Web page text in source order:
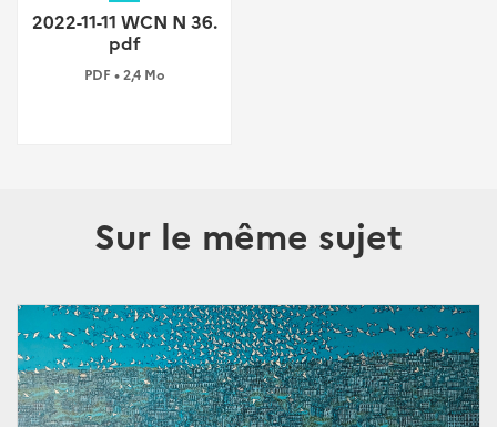
2022-11-11 WCN N 36.
pdf
PDF • 2,4 Mo
Sur le même sujet